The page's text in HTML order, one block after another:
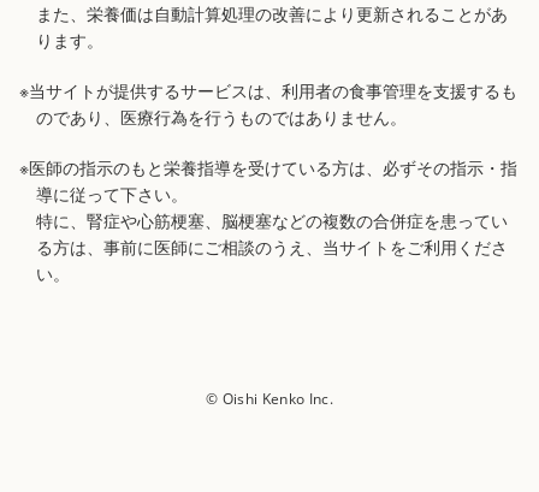
また、栄養価は自動計算処理の改善により更新されることがあ
ります。
※当サイトが提供するサービスは、利用者の食事管理を支援するも
のであり、医療行為を行うものではありません。
※医師の指示のもと栄養指導を受けている方は、必ずその指示・指
導に従って下さい。
特に、腎症や心筋梗塞、脳梗塞などの複数の合併症を患ってい
る方は、事前に医師にご相談のうえ、当サイトをご利用くださ
い。
© Oishi Kenko Inc.